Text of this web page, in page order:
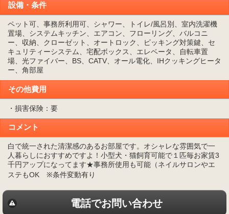
設備・条件
ペット可、事務所利用可、シャワー、トイレ/風呂別、室内洗濯機
置場、システムキッチン、エアコン、フローリング、バルコニ
ー、収納、クローゼット、オートロック、ピッキング対策鍵、セ
キュリティーシステム、宅配ボックス、エレベータ、自転車置
場、光ファイバー、BS、CATV、オール電化、IHクッキングヒータ
ー、角部屋
その他費用
・損害保険：要
コメント
白で統一された清潔感のあるお部屋です。オシャレな雰囲気で一
人暮らしにおすすめですよ！小型犬・猫飼育可能で１匹毎お家賃3
千円アップになってます★事務所使用も可能（ネイルサロンやエ
ステもOK ※条件変動有り
電話でお問い合わせ